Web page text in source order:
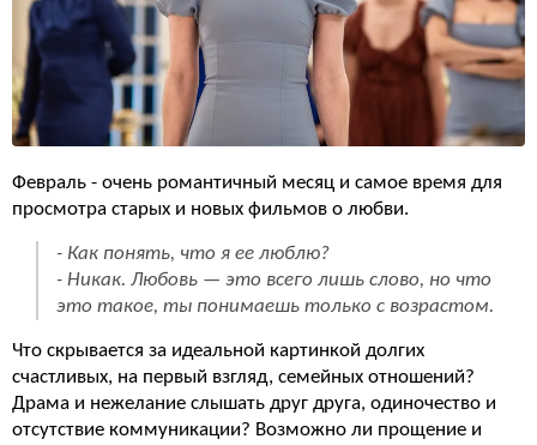
Февраль - очень романтичный месяц и самое время для
просмотра старых и новых фильмов о любви.
- Как понять, что я ее люблю?
- Никак. Любовь — это всего лишь слово, но что
это такое, ты понимаешь только с возрастом.
Что скрывается за идеальной картинкой долгих
счастливых, на первый взгляд, семейных отношений?
Драма и нежелание слышать друг друга, одиночество и
отсутствие коммуникации? Возможно ли прощение и